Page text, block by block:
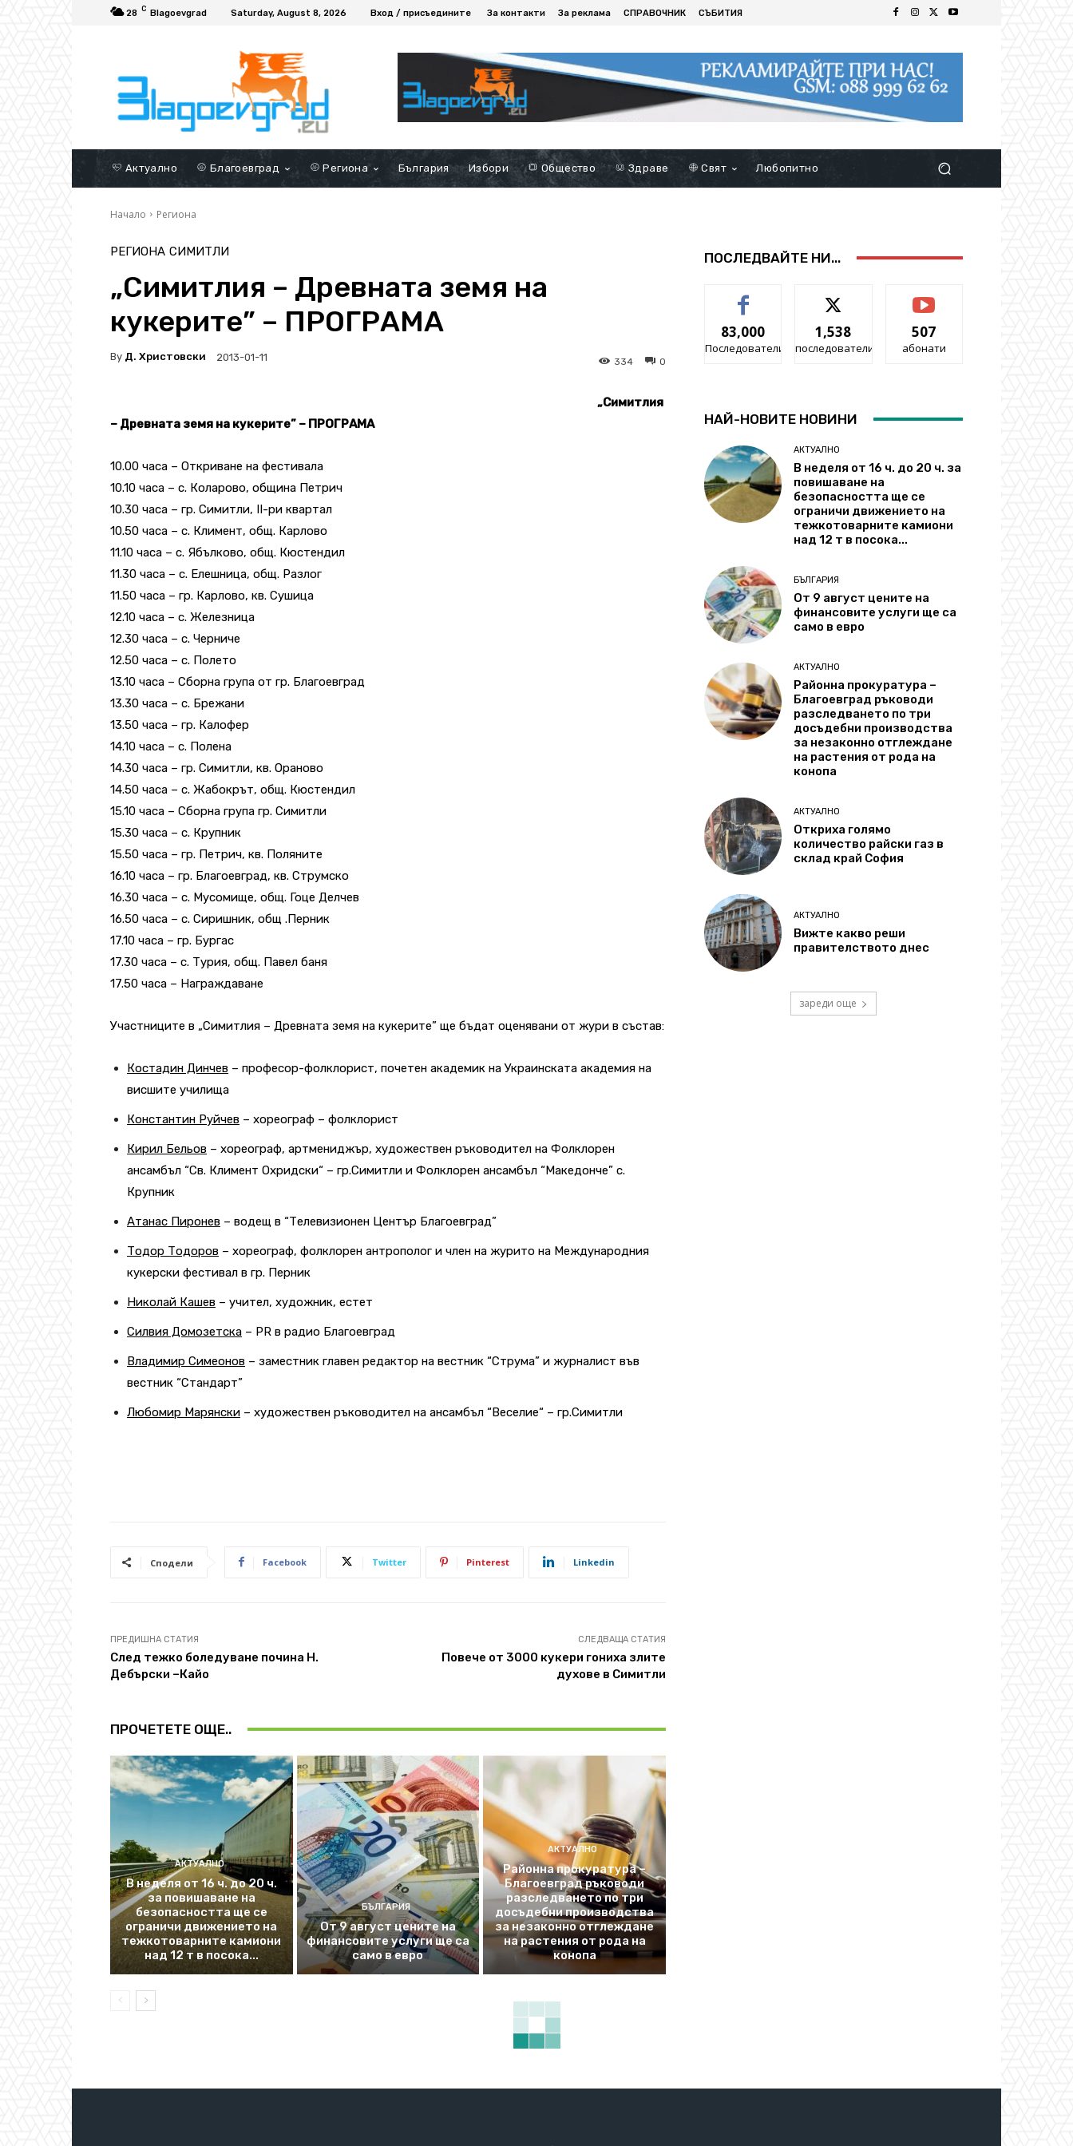
28 C Blagoevgrad Saturday, August 8, 2026 Вход / присъедините За контакти За реклама СПРАВОЧНИК СЪБИТИЯ
Актуално Благоевград Региона България Избори Общество Здраве Свят Любопитно
Начало Региона
РЕГИОНА СИМИТЛИ
„Симитлия – Древната земя на
кукерите” – ПРОГРАМА
By Д. Христовски 2013-01-11 0
334
„Симитлия
– Древната земя на кукерите” – ПРОГРАМА
10.00 часа – Откриване на фестивала
10.10 часа – с. Коларово, община Петрич
10.30 часа – гр. Симитли, II-ри квартал
10.50 часа – с. Климент, общ. Карлово
11.10 часа – с. Ябълково, общ. Кюстендил
11.30 часа – с. Елешница, общ. Разлог
11.50 часа – гр. Карлово, кв. Сушица
12.10 часа – с. Железница
12.30 часа – с. Черниче
12.50 часа – с. Полето
13.10 часа – Сборна група от гр. Благоевград
13.30 часа – с. Брежани
13.50 часа – гр. Калофер
14.10 часа – с. Полена
14.30 часа – гр. Симитли, кв. Ораново
14.50 часа – с. Жабокрът, общ. Кюстендил
15.10 часа – Сборна група гр. Симитли
15.30 часа – с. Крупник
15.50 часа – гр. Петрич, кв. Поляните
16.10 часа – гр. Благоевград, кв. Струмско
16.30 часа – с. Мусомище, общ. Гоце Делчев
16.50 часа – с. Сиришник, общ .Перник
17.10 часа – гр. Бургас
17.30 часа – с. Турия, общ. Павел баня
17.50 часа – Награждаване
Участниците в „Симитлия – Древната земя на кукерите” ще бъдат оценявани от жури в състав:
Костадин Динчев – професор-фолклорист, почетен академик на Украинската академия на
висшите училища
Константин Руйчев – хореограф – фолклорист
Кирил Бельов – хореограф, артмениджър, художествен ръководител на Фолклорен
ансамбъл “Св. Климент Охридски“ – гр.Симитли и Фолклорен ансамбъл “Македонче” с.
Крупник
Атанас Пиронев – водещ в “Телевизионен Център Благоевград”
Тодор Тодоров – хореограф, фолклорен антрополог и член на журито на Международния
кукерски фестивал в гр. Перник
Николай Кашев – учител, художник, естет
Силвия Домозетска – PR в радио Благоевград
Владимир Симеонов – заместник главен редактор на вестник “Струма” и журналист във
вестник “Стандарт”
Любомир Марянски – художествен ръководител на ансамбъл “Веселие“ – гр.Симитли
Сподели Facebook Twitter Pinterest Linkedin
ПРЕДИШНА СТАТИЯ
След тежко боледуване почина Н.
Дебърски –Кайо
СЛЕДВАЩА СТАТИЯ
Повече от 3000 кукери гониха злите
духове в Симитли
ПРОЧЕТЕТЕ ОЩЕ..
АКТУАЛНО
В неделя от 16 ч. до 20 ч.
за повишаване на
безопасността ще се
ограничи движението на
тежкотоварните камиони
над 12 т в посока...
БЪЛГАРИЯ
От 9 август цените на
финансовите услуги ще са
само в евро
АКТУАЛНО
Районна прокуратура –
Благоевград ръководи
разследването по три
досъдебни производства
за незаконно отглеждане
на растения от рода на
конопа
ПОСЛЕДВАЙТЕ НИ...
83,000
Последователи
1,538
последователи
507
абонати
НАЙ-НОВИТЕ НОВИНИ
АКТУАЛНО
В неделя от 16 ч. до 20 ч. за
повишаване на
безопасността ще се
ограничи движението на
тежкотоварните камиони
над 12 т в посока...
БЪЛГАРИЯ
От 9 август цените на
финансовите услуги ще са
само в евро
АКТУАЛНО
Районна прокуратура –
Благоевград ръководи
разследването по три
досъдебни производства
за незаконно отглеждане
на растения от рода на
конопа
АКТУАЛНО
Откриха голямо
количество райски газ в
склад край София
АКТУАЛНО
Вижте какво реши
правителството днес
зареди още